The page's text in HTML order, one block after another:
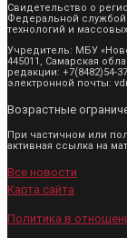
Свидетельство о
Федеральной
технологий и
Учредитель: МБУ
445011, Самарская
редакции: +7(8482)54-
электронной почты:
Возрастные
При частичном или
активная ссылка на
Все новости
Карта сайта
Политика в